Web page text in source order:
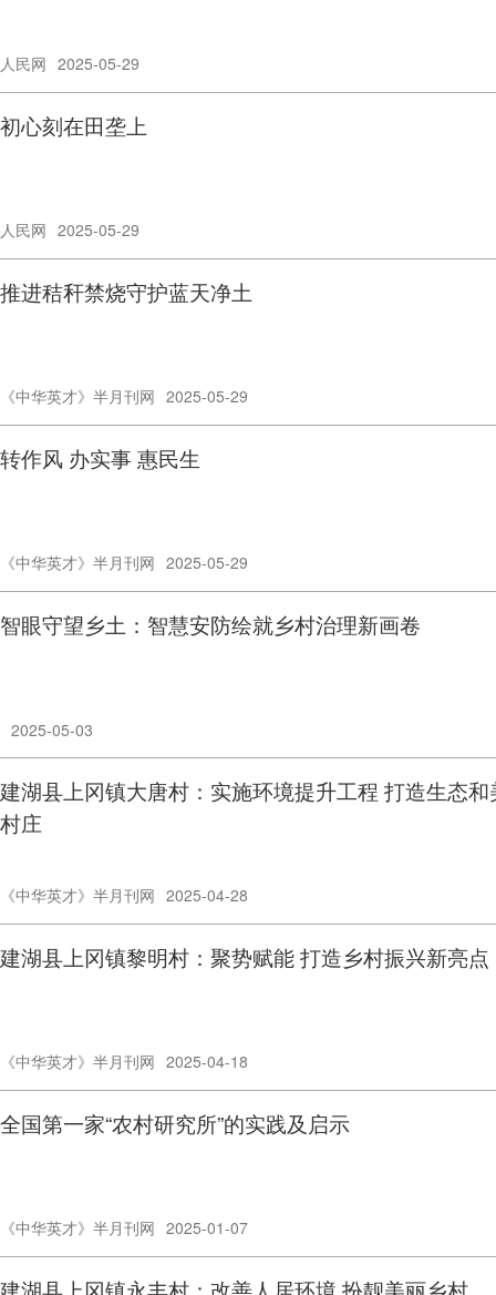
人民网 2025-05-29
初心刻在田垄上
人民网 2025-05-29
推进秸秆禁烧守护蓝天净土
《中华英才》半月刊网 2025-05-29
转作风 办实事 惠民生
《中华英才》半月刊网 2025-05-29
智眼守望乡土：智慧安防绘就乡村治理新画卷
2025-05-03
建湖县上冈镇大唐村：实施环境提升工程 打造生态和
村庄
《中华英才》半月刊网 2025-04-28
建湖县上冈镇黎明村：聚势赋能 打造乡村振兴新亮点
《中华英才》半月刊网 2025-04-18
全国第一家“农村研究所”的实践及启示
《中华英才》半月刊网 2025-01-07
建湖县上冈镇永丰村：改善人居环境 扮靓美丽乡村